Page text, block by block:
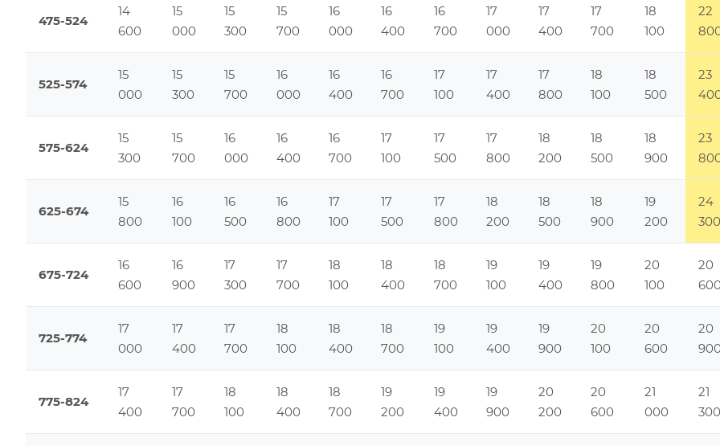
475-524
14
600
15
000
15
300
15
700
16
000
16
400
16
700
17
000
17
400
17
700
18
100
22
525-574
15
000
15
300
15
700
16
000
16
400
16
700
17
100
17
400
17
800
18
100
18
500
23
575-624
15
300
15
700
16
000
16
400
16
700
17
100
17
500
17
800
18
200
18
500
18
900
23
625-674
15
800
16
100
16
500
16
800
17
100
17
500
17
800
18
200
18
500
18
900
19
200
24
300
675-724
16
600
16
900
17
300
17
700
18
100
18
400
18
700
19
100
19
400
19
800
20
100
20
725-774
17
000
17
400
17
700
18
100
18
400
18
700
19
100
19
400
19
900
20
100
20
600
20
775-824
17
400
17
700
18
100
18
400
18
700
19
200
19
400
19
900
20
200
20
600
21
000
21
300